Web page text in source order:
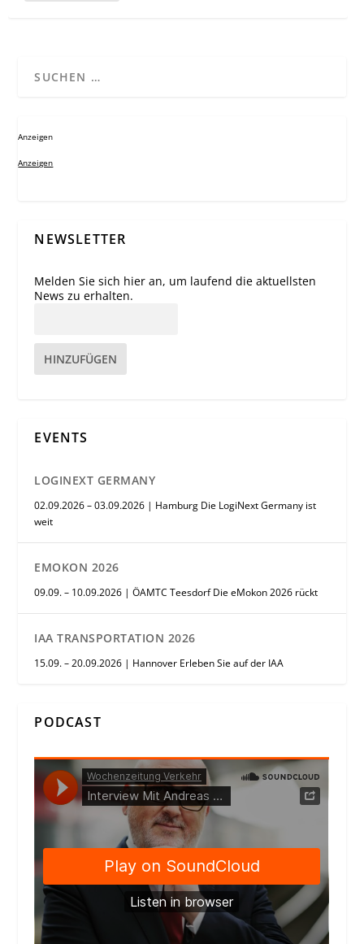
Anzeigen
Anzeigen
NEWSLETTER
Melden Sie sich hier an, um laufend die aktuellsten
News zu erhalten.
HINZUFÜGEN
EVENTS
LOGINEXT GERMANY
02.09.2026 – 03.09.2026 | Hamburg Die LogiNext Germany ist
weit
EMOKON 2026
09.09. – 10.09.2026 | ÖAMTC Teesdorf Die eMokon 2026 rückt
IAA TRANSPORTATION 2026
15.09. – 20.09.2026 | Hannover Erleben Sie auf der IAA
PODCAST